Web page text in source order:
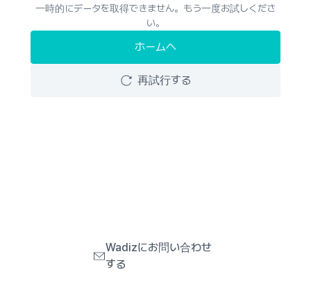
一時的にデータを取得できません。もう一度お試しくださ
い。
ホームへ
再試行する
Wadizにお問い合わせ
する